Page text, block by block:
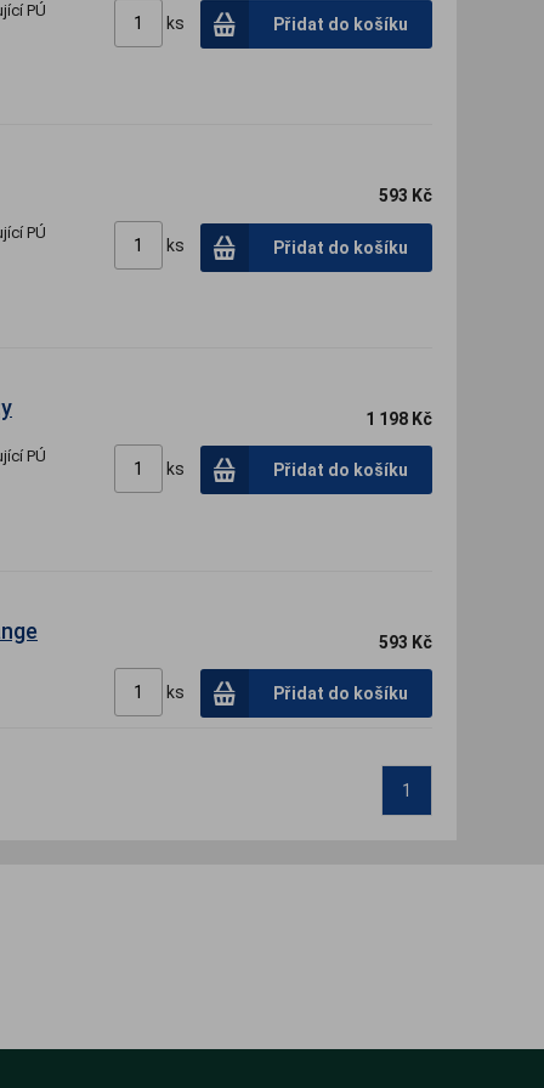
PÚ
ks Přidat do košíku
PÚ
593 Kč
ks Přidat do košíku
PÚ
1 198 Kč
ks Přidat do košíku
593 Kč
ks Přidat do košíku
1